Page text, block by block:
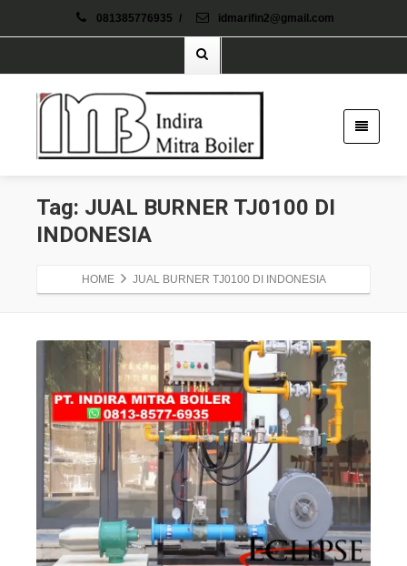
081385776935 / idmarifin2@gmail.com
Tag: JUAL BURNER TJ0100 DI
INDONESIA
HOME JUAL BURNER TJ0100 DI INDONESIA